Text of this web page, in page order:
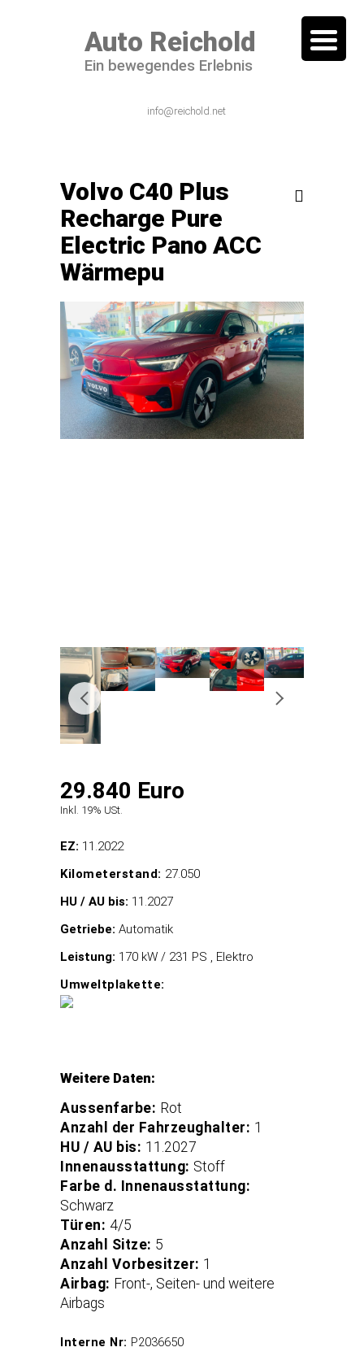
Auto Reichold
Ein bewegendes Erlebnis
info@reichold.net
Volvo C40 Plus
Recharge Pure
Electric Pano ACC
Wärmepu

29.840 Euro
Inkl. 19% USt.
EZ: 11.2022
Kilometerstand: 27.050
HU / AU bis: 11.2027
Getriebe: Automatik
Leistung: 170 kW / 231 PS , Elektro
Umweltplakette:
Weitere Daten:
Aussenfarbe: Rot
Anzahl der Fahrzeughalter: 1
HU / AU bis: 11.2027
Innenausstattung: Stoff
Farbe d. Innenausstattung:
Schwarz
Türen: 4/5
Anzahl Sitze: 5
Anzahl Vorbesitzer: 1
Airbag: Front-, Seiten- und weitere
Airbags
Interne Nr: P2036650